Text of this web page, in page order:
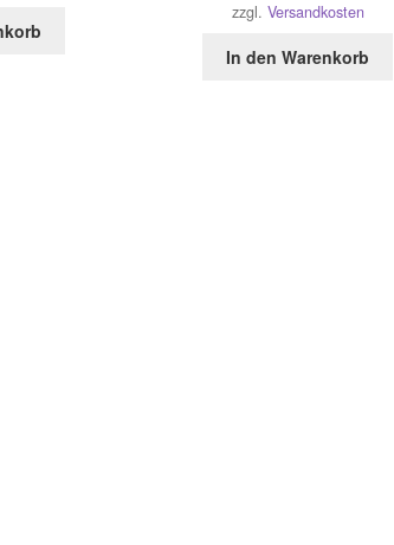
zzgl. Versandkosten
In den Warenkorb